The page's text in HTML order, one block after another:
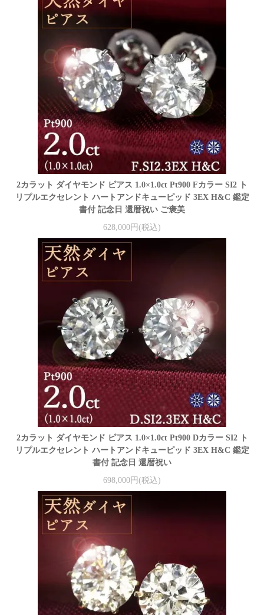
2カラット ダイヤモンド ピアス 1.0×1.0ct Pt900 Fカラー SI2 ト
リプルエクセレント ハートアンドキューピッド 3EX H&C 鑑定
書付 記念日 還暦祝い ご褒美
628,000円(税込)
2カラット ダイヤモンド ピアス 1.0×1.0ct Pt900 Dカラー SI2 ト
リプルエクセレント ハートアンドキューピッド 3EX H&C 鑑定
書付 記念日 還暦祝い
698,000円(税込)